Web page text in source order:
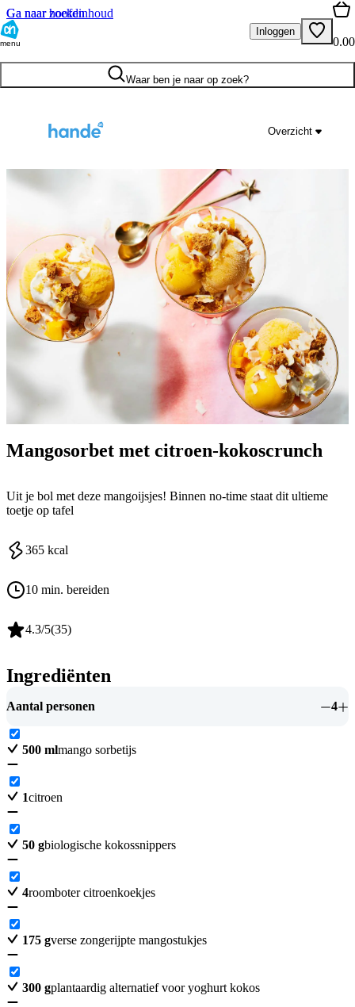
Ga naar hoofdinhoud
Ga naar zoeken
menu
Inloggen
0.00
Waar ben je naar op zoek?
Overzicht
Mangosorbet met citroen-kokoscrunch
Uit je bol met deze mangoijsjes! Binnen no-time staat dit ultieme
toetje op tafel
365 kcal
10 min. bereiden
4.3/5(35)
Ingrediënten
Aantal personen 4
500 mlmango sorbetijs
1citroen
50 gbiologische kokossnippers
4roomboter citroenkoekjes
175 gverse zongerijpte mangostukjes
300 gplantaardig alternatief voor yoghurt kokos